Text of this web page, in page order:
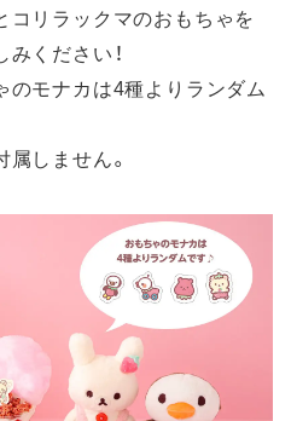
コリラックマのおもちゃを
ください！
モナカは4種よりランダム
しません。